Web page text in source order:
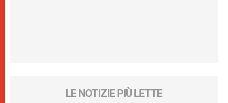
LE NOTIZIE PIÙ LETTE